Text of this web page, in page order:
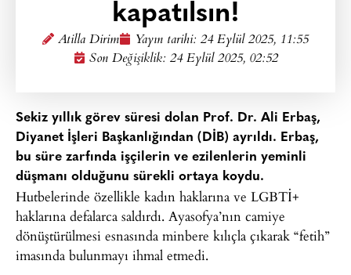
kapatılsın!
Atilla Dirim Yayın tarihi: 24 Eylül 2025, 11:55
Son Değişiklik: 24 Eylül 2025, 02:52
Sekiz yıllık görev süresi dolan Prof. Dr. Ali Erbaş,
Diyanet İşleri Başkanlığından (DİB) ayrıldı. Erbaş,
bu süre zarfında işçilerin ve ezilenlerin yeminli
düşmanı olduğunu sürekli ortaya koydu.
Hutbelerinde özellikle kadın haklarına ve LGBTİ+
haklarına defalarca saldırdı. Ayasofya’nın camiye
dönüştürülmesi esnasında minbere kılıçla çıkarak “fetih”
imasında bulunmayı ihmal etmedi.